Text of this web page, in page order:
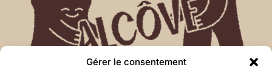
Gérer le consentement